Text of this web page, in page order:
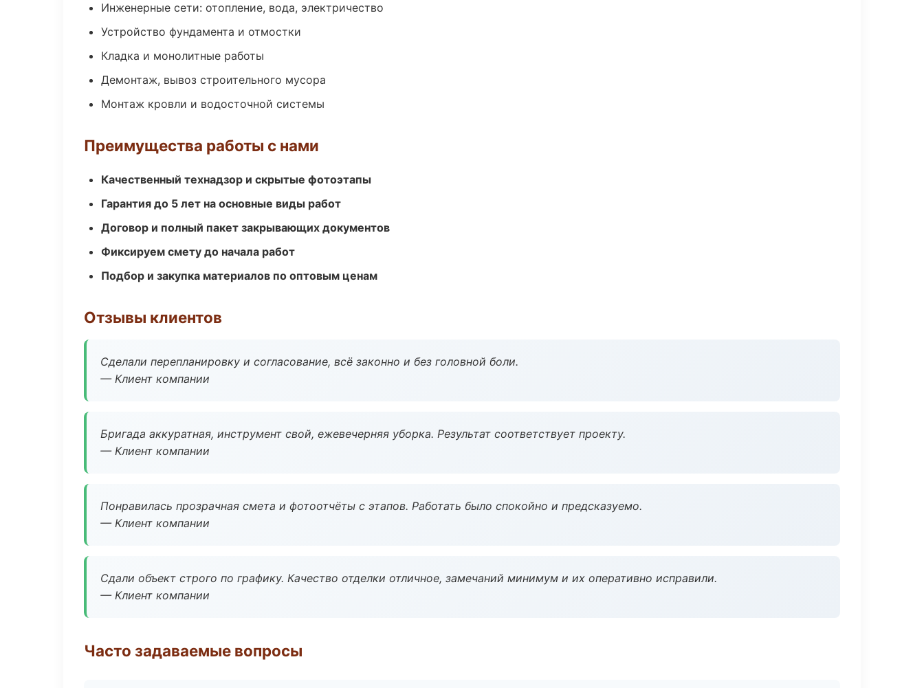
Инженерные сети: отопление, вода, электричество
Устройство фундамента и отмостки
Кладка и монолитные работы
Демонтаж, вывоз строительного мусора
Монтаж кровли и водосточной системы
Преимущества работы с нами
Качественный технадзор и скрытые фотоэтапы
Гарантия до 5 лет на основные виды работ
Договор и полный пакет закрывающих документов
Фиксируем смету до начала работ
Подбор и закупка материалов по оптовым ценам
Отзывы клиентов
Сделали перепланировку и согласование, всё законно и без головной боли.
— Клиент компании
Бригада аккуратная, инструмент свой, ежевечерняя уборка. Результат соответствует проекту.
— Клиент компании
Понравилась прозрачная смета и фотоотчёты с этапов. Работать было спокойно и предсказуемо.
— Клиент компании
Сдали объект строго по графику. Качество отделки отличное, замечаний минимум и их оперативно исправили.
— Клиент компании
Часто задаваемые вопросы